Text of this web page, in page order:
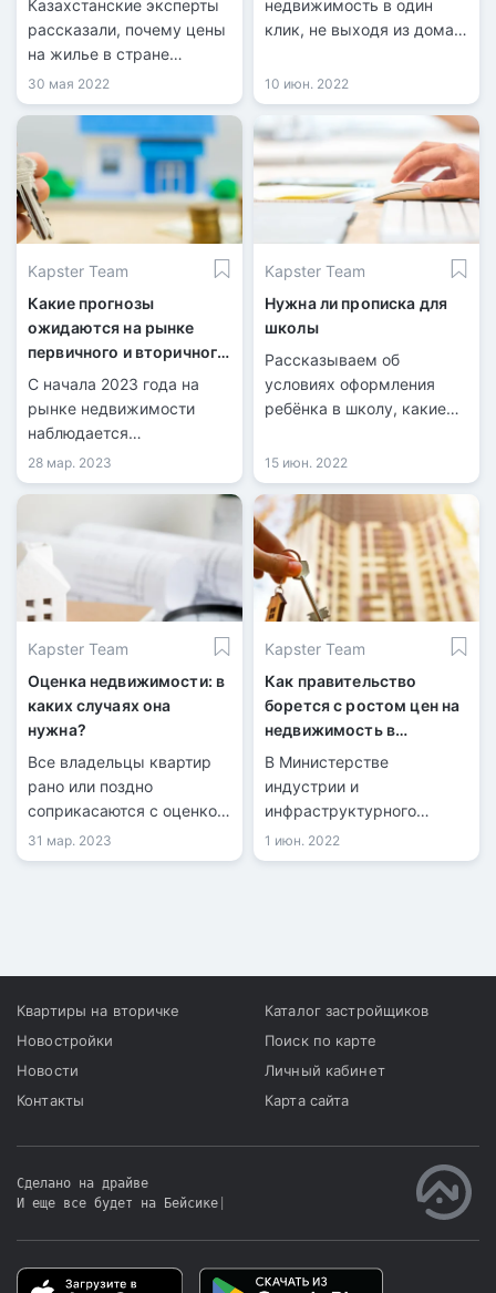
Казахстанские эксперты
рассказали, почему цены
на жилье в стране
продолжают расти, при
том что продажи квартир
значительно упали,
передает корреспондент
Tengrinews.kz.
30 мая 2022
недвижимость в один
клик, не выходя из дома,
Такую возможность
теперь предлагают
отечественные
строительные компании,
сообщает корреспондент
«Хабар 24».
10 июн. 2022
Kapster Team
Какие прогнозы
ожидаются на рынке
первичного и вторичного
жилья Казахстана?
С начала 2023 года на
рынке недвижимости
наблюдается
отрицательная динамика
28 мар. 2023
Kapster Team
Нужна ли прописка для
школы
Рассказываем об
условиях оформления
ребёнка в школу, какие
какую роль в этом играет
прописка по месту
жительства.
15 июн. 2022
Kapster Team
Оценка недвижимости: в
каких случаях она
нужна?
Все владельцы квартир
рано или поздно
соприкасаются с оценкой
недвижимости.
Независимая оценка
31 мар. 2023
Kapster Team
Как правительство
борется с ростом цен на
недвижимость в
Казахстане
В Министерстве
индустрии и
инфраструктурного
развития РК рассказали о
разработке комплекса
геополитической ситуации
1 июн. 2022
Квартиры на вторичке
Новостройки
Новости
Контакты
Каталог застройщиков
Поиск по карте
Личный кабинет
Карта сайта
Сделано на драйве
И еще все будет на Бейсике